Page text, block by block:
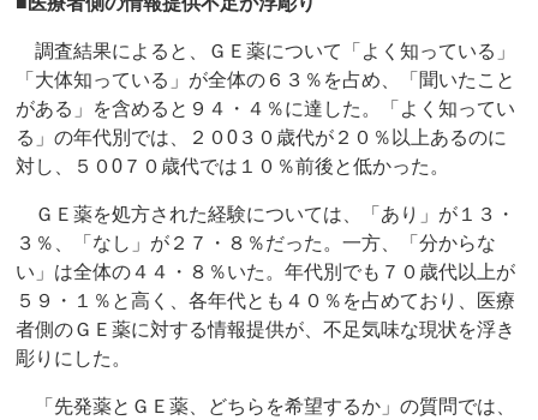
調査結果によると、ＧＥ薬について「よく知っている」
「大体知っている」が全体の６３％を占め、「聞いたこと
がある」を含めると９４・４％に達した。「よく知ってい
る」の年代別では、２０0３０歳代が２０％以上あるのに
対し、５０0７０歳代では１０％前後と低かった。
ＧＥ薬を処方された経験については、「あり」が１３・
３％、「なし」が２７・８％だった。一方、「分からな
い」は全体の４４・８％いた。年代別でも７０歳代以上が
５９・１％と高く、各年代とも４０％を占めており、医療
者側のＧＥ薬に対する情報提供が、不足気味な現状を浮き
彫りにした。
「先発薬とＧＥ薬、どちらを希望するか」の質問では、